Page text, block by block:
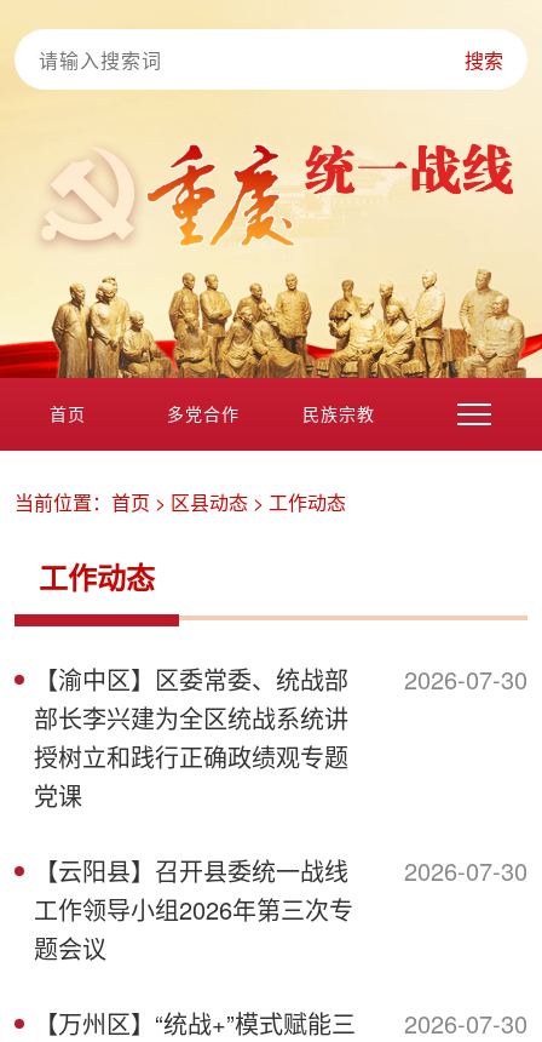
搜索
首页 多党合作 民族宗教
侨务工作
当前位置： 首页 > 区县动态 > 工作动态
工作动态
【渝中区】区委常委、统战部
部长李兴建为全区统战系统讲
授树立和践行正确政绩观专题
党课
2026-07-30
【云阳县】召开县委统一战线
工作领导小组2026年第三次专
题会议
2026-07-30
【万州区】“统战+”模式赋能三
2026-07-30